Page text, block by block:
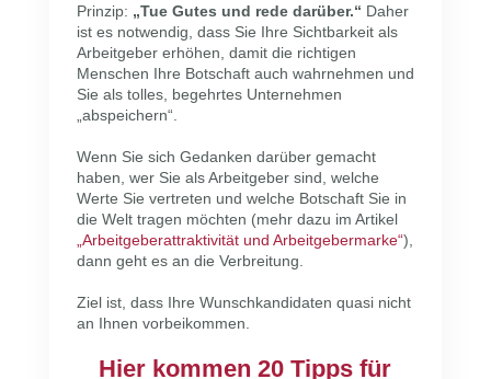
Prinzip: „Tue Gutes und rede darüber.“ Daher
ist es notwendig, dass Sie Ihre Sichtbarkeit als
Arbeitgeber erhöhen, damit die richtigen
Menschen Ihre Botschaft auch wahrnehmen und
Sie als tolles, begehrtes Unternehmen
„abspeichern“.
Wenn Sie sich Gedanken darüber gemacht
haben, wer Sie als Arbeitgeber sind, welche
Werte Sie vertreten und welche Botschaft Sie in
die Welt tragen möchten (mehr dazu im Artikel
„Arbeitgeberattraktivität und Arbeitgebermarke“),
dann geht es an die Verbreitung.
Ziel ist, dass Ihre Wunschkandidaten quasi nicht
an Ihnen vorbeikommen.
Hier kommen 20 Tipps für